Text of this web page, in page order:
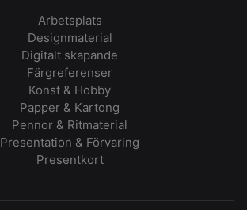
Arbetsplats
Designmaterial
Digitalt skapande
Färgreferenser
Konst & Hobby
Papper & Kartong
Pennor & Ritmaterial
Presentation & Förvaring
Presentkort